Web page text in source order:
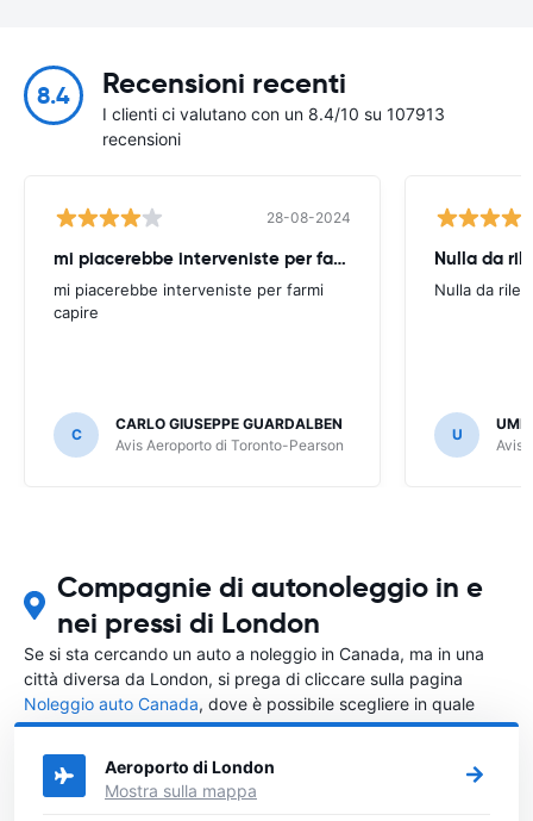
8.4 Recensioni recenti
I clienti ci valutano con un 8.4/10 su 107913
recensioni
28-08-2024
mi piacerebbe interveniste per farmi
mi piacerebbe interveniste per farmi
capire
C
CARLO GIUSEPPE GUARDALBEN
Avis Aeroporto di Toronto-Pearson
Nulla da
Nulla da
U
Avis
Compagnie di autonoleggio in e
nei pressi di London
Se si sta cercando un auto a noleggio in Canada, ma in una
città diversa da London, si prega di cliccare sulla pagina
Noleggio auto Canada, dove è possibile scegliere in quale
città in Canada si vuole noleggiare l'auto.
Aeroporto di London
Mostra sulla mappa